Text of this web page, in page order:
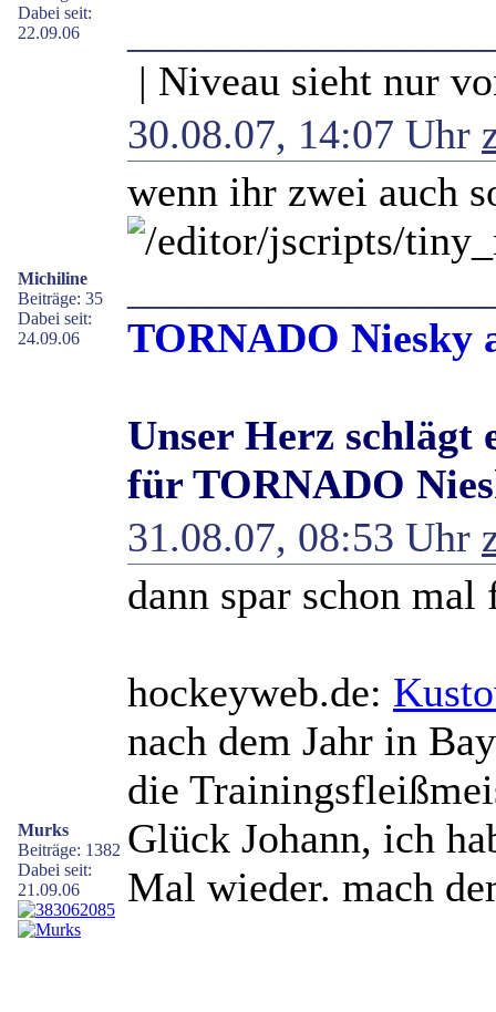
Dabei seit:
22.09.06
| Niveau sieht nur
Michiline
Beiträge: 35
Dabei seit:
24.09.06
30.08.07, 14:07 Uhr
wenn ihr zwei auch
TORNADO Niesky
Unser Herz schlägt
für TORNADO
Murks
Beiträge: 1382
Dabei seit:
21.09.06
31.08.07, 08:53 Uhr
dann spar schon
hockeyweb.de:
nach dem Jahr in
die
Glück Johann, ich
Mal wieder. mach